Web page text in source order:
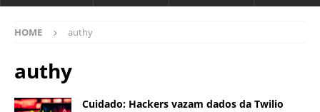
HOME authy
authy
Cuidado: Hackers vazam dados da Twilio